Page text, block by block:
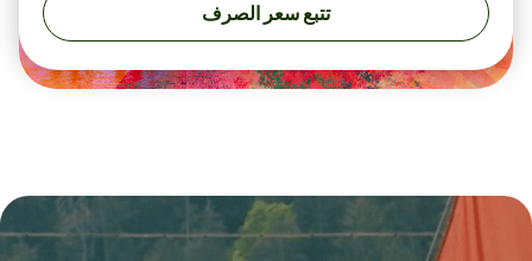
تتبع سعر الصرف